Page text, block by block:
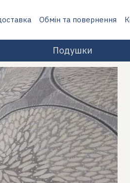
Обмін та повернення
Подушки